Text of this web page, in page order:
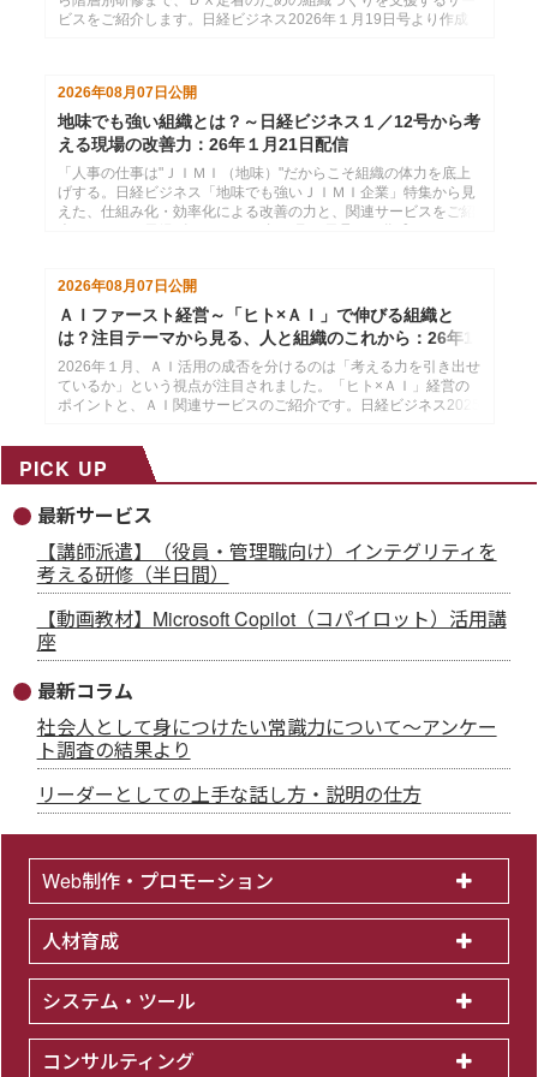
ビスをご紹介します。日経ビジネス2026年１月19日号より作成
2026年08月07日 公開
地味でも強い組織とは？～日経ビジネス１／12号から考
える現場の改善力：26年１月21日配信
「人事の仕事は"ＪＩＭＩ（地味）"だからこそ組織の体力を底上
げする。日経ビジネス「地味でも強いＪＩＭＩ企業」特集から見
えた、仕組み化・効率化による改善の力と、関連サービスをご紹
2026年08月07日公開
ＡＩファースト経営～「ヒト×ＡＩ」で伸びる組織と
は？注目テーマから見る、人と組織のこれから：26年1
月14日配信
2026年１月、ＡＩ活用の成否を分けるのは「考える力を引き出せ
ているか」という視点が注目されました。「ヒト×ＡＩ」経営の
ポイントと、ＡＩ関連サービスのご紹介です。日経ビジネス2025
ールマガジン26年１月14配信分です。
PICK UP
最新サービス
【講師派遣】（役員・管理職向け）インテグリティを
考える研修（半日間）
【動画教材】Microsoft Copilot（コパイロット）活用講
座
最新コラム
社会人として身につけたい常識力について～アンケー
ト調査の結果より
リーダーとしての上手な話し方・説明の仕方
Web制作・プロモーション
人材育成
システム・ツール
コンサルティング